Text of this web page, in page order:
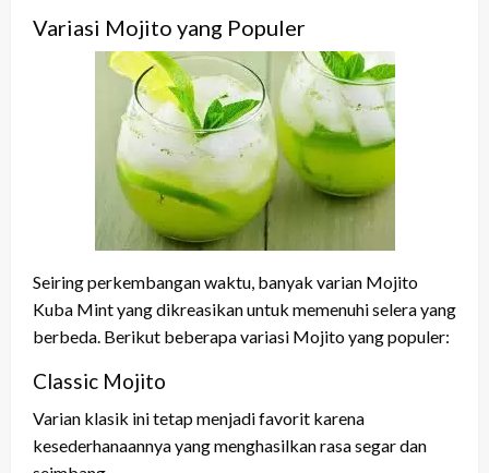
Variasi Mojito yang Populer
Seiring perkembangan waktu, banyak varian Mojito
Kuba Mint yang dikreasikan untuk memenuhi selera yang
berbeda. Berikut beberapa variasi Mojito yang populer:
Classic Mojito
Varian klasik ini tetap menjadi favorit karena
kesederhanaannya yang menghasilkan rasa segar dan